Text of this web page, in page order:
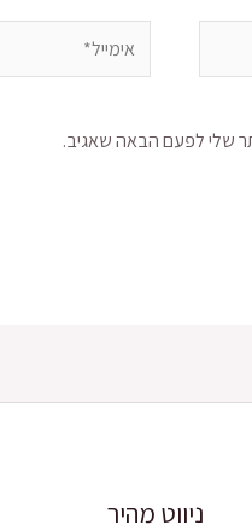
שלי לפעם הבאה שאגיב.
ניווט מהיר